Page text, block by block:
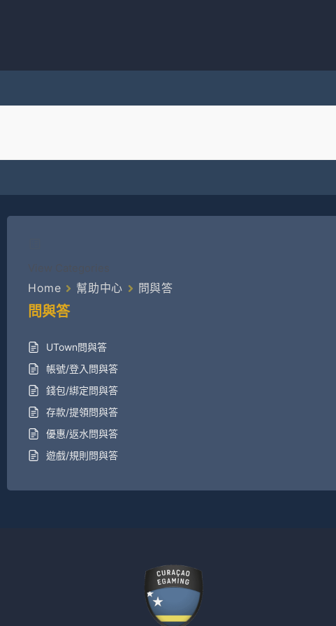
Home 幫助中心 問與答
問與答
UTown問與答
帳號/登入問與答
錢包/綁定問與答
存款/提領問與答
優惠/返水問與答
遊戲/規則問與答